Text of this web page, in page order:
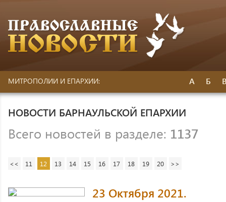
МИТРОПОЛИИ И ЕПАРХИИ: А Б
НОВОСТИ БАРНАУЛЬСКОЙ ЕПАРХИИ
Всего новостей в разделе: 1137
<< 11 12 13 14 15 16 17 18 19 20 >>
23 Октября 2021.